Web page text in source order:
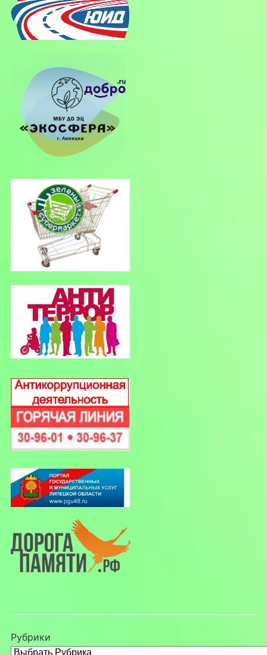
Рубрики